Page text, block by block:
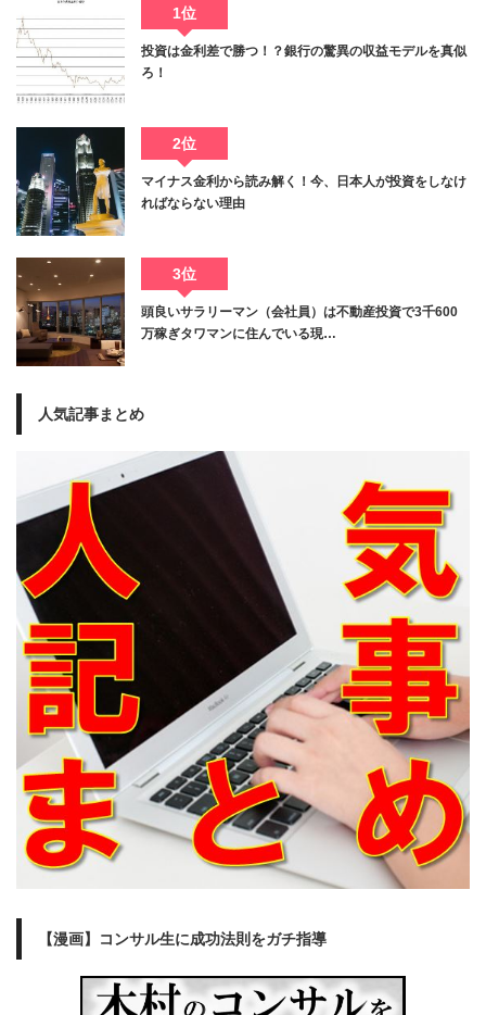
1位
投資は金利差で勝つ！？銀行の驚異の収益モデルを真似
ろ！
2位
マイナス金利から読み解く！今、日本人が投資をしなけ
ればならない理由
3位
頭良いサラリーマン（会社員）は不動産投資で3千600
万稼ぎタワマンに住んでいる現…
人気記事まとめ
【漫画】コンサル生に成功法則をガチ指導